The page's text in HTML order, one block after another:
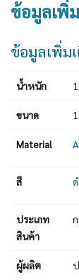
ข้อมูลเพิ่
ข้อมูลเพิ่ม
น้ำหนัก
ขนาด
Material
สี
ประเภท
สินค้า
ผู้ผลิต